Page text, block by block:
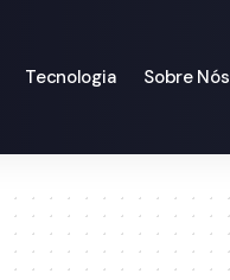
Tecnologia Sobre Nós